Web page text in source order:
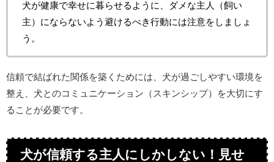
犬が健康で幸せに暮らせるように、ダメな主人（飼い
主）にならないよう避けるべき行動には注意をしましょ
う。
信頼で結ばれた関係を築くためには、犬が過ごしやすい環境を
整え、犬とのコミュニケーション（スキンシップ）を大切にす
ることが必要です。
犬が信頼する主人にしかしない！見せ